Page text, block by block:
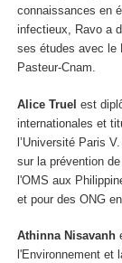
connaissances en
infectieux, Ravo a
ses études avec le
Pasteur-Cnam.
Alice Truel est
internationales et
l’Université Paris
sur la prévention
l'OMS aux
et pour des ONG
Athinna Nisavanh
l'Environnement et